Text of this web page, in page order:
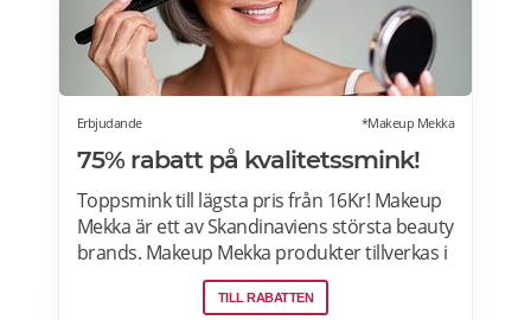
Erbjudande *Makeup Mekka
75% rabatt på kvalitetssmink!
Toppsmink till lägsta pris från 16Kr! Makeup
Mekka är ett av Skandinaviens största beauty
brands. Makeup Mekka produkter tillverkas i
samma fabriker som stora internationella
beauty brands. Fri frakt över 299:- Läs mer
TILL RABATTEN